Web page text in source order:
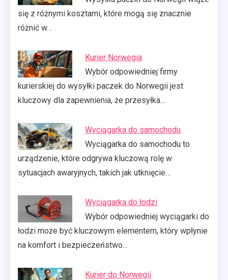
się z różnymi kosztami, które mogą się znacznie
różnić w…
Kurier Norwegia
Wybór odpowiedniej firmy
kurierskiej do wysyłki paczek do Norwegii jest
kluczowy dla zapewnienia, że przesyłka…
Wyciągarka do samochodu
Wyciągarka do samochodu to
urządzenie, które odgrywa kluczową rolę w
sytuacjach awaryjnych, takich jak utknięcie…
Wyciągarka do łodzi
Wybór odpowiedniej wyciągarki do
łodzi może być kluczowym elementem, który wpłynie
na komfort i bezpieczeństwo…
Kurier do Norwegii